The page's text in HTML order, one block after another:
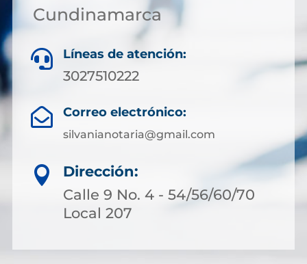
Cundinamarca
 Líneas de atención:
3027510222
 Correo electrónico:
silvanianotaria@gmail.com

Dirección:
Calle 9 No. 4 - 54/56/60/70
Local 207